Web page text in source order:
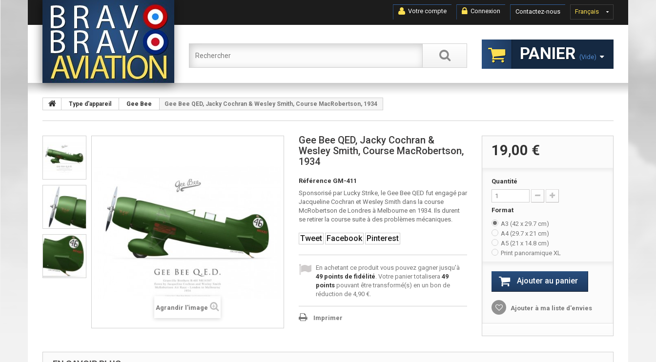
Français
Contactez-nous
Connexion
Votre compte
PANIER (vide)
Type d'appareil Gee Bee Gee Bee QED, Jacky Cochran & Wesley Smith, Course MacRobertson, 1934
Agrandir l'image
Gee Bee QED, Jacky Cochran &
Wesley Smith, Course MacRobertson,
1934
Référence GM-411
Sponsorisé par Lucky Strike, le Gee Bee QED fut engagé par
Jacqueline Cochran et Wesley Smith dans la course
McRobertson de Londres à Melbourne en 1934. Ils durent
se retirer la course suite à des problèmes mécaniques.
Tweet Facebook Pinterest
En achetant ce produit vous pouvez gagner jusqu'à
49points de fidélité. Votre panier totalisera 49
pointspouvant être transformé(s) en un bon de
réduction de 4,90 €.
Imprimer
19,00 €
Quantité
Format
A3 (42 x 29.7 cm)
A4 (29.7 x 21 cm)
A5 (21 x 14.8 cm)
Print panoramique XL
Ajouter au panier
Ajouter à ma liste d'envies